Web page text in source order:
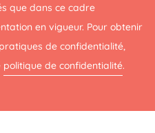
que dans ce cadre
en vigueur. Pour obtenir
de confidentialité,
politique de confidentialité.